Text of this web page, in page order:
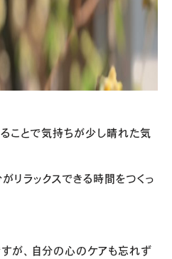
ことで気持ちが少し晴れた気
リラックスできる時間をつくっ
が、自分の心のケアも忘れず